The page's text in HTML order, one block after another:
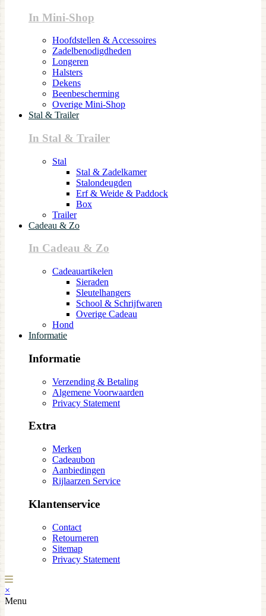
In Mini-Shop
Hoofdstellen & Accessoires
Zadelbenodigdheden
Longeren
Halsters
Dekens
Beenbescherming
Overige Mini-Shop
Stal & Trailer
In Stal & Trailer
Stal
Stal & Zadelkamer
Stalondeugden
Erf & Weide & Paddock
Box
Trailer
Cadeau & Zo
In Cadeau & Zo
Cadeauartikelen
Sieraden
Sleutelhangers
School & Schrijfwaren
Overige Cadeau
Hond
Informatie
Informatie
Verzending & Betaling
Algemene Voorwaarden
Privacy Statement
Extra
Merken
Cadeaubon
Aanbiedingen
Rijlaarzen Service
Klantenservice
Contact
Retourneren
Sitemap
Privacy Statement
×
Menu